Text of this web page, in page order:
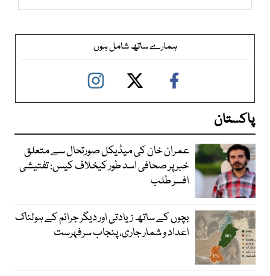
ہمارے ساتھ شامل ہوں
پاکستان
عمران خان کی میڈیکل صورتحال سے متعلق
خبر پر صحافی اسد طور کیخلاف کیس: تفتیشی
افسر طلب
بچوں کے ساتھ زیادتی اور دیگر جرائم کے ہولناک
اعداد و شمار جاری، پنجاب سرفہرست